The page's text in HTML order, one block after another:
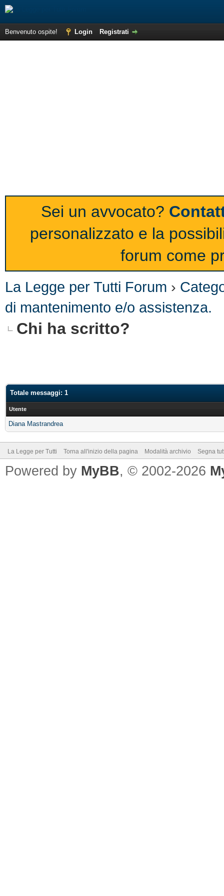
Benvenuto ospite! Login Registrati
Sei un avvocato?
personalizzato e la
forum come
La Legge per Tutti Forum ›
di mantenimento e/o assistenza.
Chi ha scritto?
Totale messaggi: 1
Utente
Diana Mastrandrea
La Legge per Tutti Torna all'inizio della pagina Modalità archivio Segna
Powered by MyBB, © 2002-2026